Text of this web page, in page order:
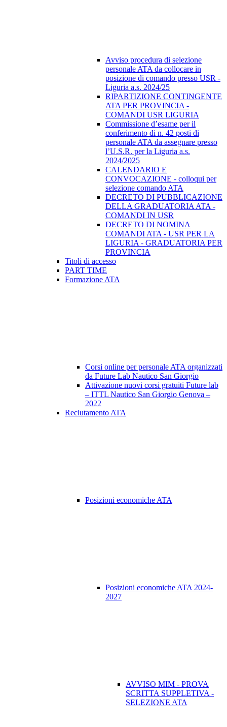
Avviso procedura di selezione
personale ATA da collocare in
posizione di comando presso USR -
Liguria a.s. 2024/25
RIPARTIZIONE CONTINGENTE
ATA PER PROVINCIA -
COMANDI USR LIGURIA
Commissione d’esame per il
conferimento di n. 42 posti di
personale ATA da assegnare presso
l’U.S.R. per la Liguria a.s.
2024/2025
CALENDARIO E
CONVOCAZIONE - colloqui per
selezione comando ATA
DECRETO DI PUBBLICAZIONE
DELLA GRADUATORIA ATA -
COMANDI IN USR
DECRETO DI NOMINA
COMANDI ATA - USR PER LA
LIGURIA - GRADUATORIA PER
PROVINCIA
Titoli di accesso
PART TIME
Formazione ATA
Corsi online per personale ATA organizzati
da Future Lab Nautico San Giorgio
Attivazione nuovi corsi gratuiti Future lab
– ITTL Nautico San Giorgio Genova –
2022
Reclutamento ATA
Posizioni economiche ATA
Posizioni economiche ATA 2024-
2027
AVVISO MIM - PROVA
SCRITTA SUPPLETIVA -
SELEZIONE ATA